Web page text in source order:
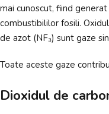
mai cunoscut, fiind
combustibililor fosili.
de azot (NF₃) sunt gaze
Toate aceste gaze
Dioxidul de